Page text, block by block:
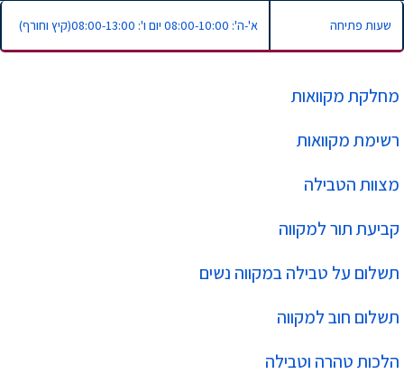
מחלקת מקוואות
רשימת מקוואות
מצוות הטבילה
קביעת תור למקווה
תשלום על טבילה במקווה נשים
תשלום חוב למקווה
הלכות טהרה וטבילה
שעות פתיחה א'-ה': 08:00-10:00 יום ו': 08:00-13:00(קיץ וחורף)